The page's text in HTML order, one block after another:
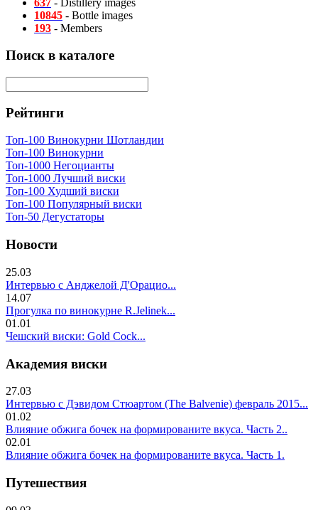
10845 - Bottle images
193 - Members
Поиск в каталоге
Рейтинги
Топ-100 Винокурни Шотландии
Топ-100 Винокурни
Топ-1000 Негоцианты
Топ-1000 Лучший виски
Топ-100 Худший виски
Топ-100 Популярный виски
Топ-50 Дегустаторы
Новости
25.03
Интервью с Анджелой Д'Орацио...
14.07
Прогулка по винокурне R.Jelinek...
01.01
Чешский виски: Gold Cock...
Академия виски
27.03
Интервью с Дэвидом Стюартом (The Balvenie) февраль 2015...
01.02
Влияние обжига бочек на формированите вкуса. Часть 2..
02.01
Влияние обжига бочек на формированите вкуса. Часть 1.
Путешествия